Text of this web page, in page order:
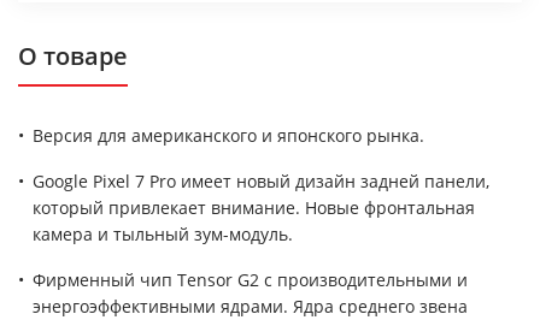
О товаре
Версия для американского и японского рынка.
Google Pixel 7 Pro имеет новый дизайн задней панели,
который привлекает внимание. Новые фронтальная
камера и тыльный зум-модуль.
Фирменный чип Tensor G2 с производительными и
энергоэффективными ядрами. Ядра среднего звена